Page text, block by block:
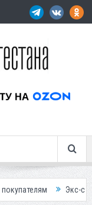
Экс-сотрудница